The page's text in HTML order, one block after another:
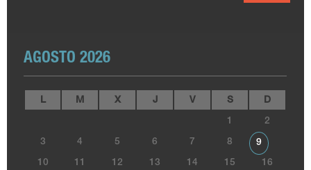
AGOSTO 2026
L M X J V S D
1 2
3 4 5 6 7 8 9
10 11 12 13 14 15 16